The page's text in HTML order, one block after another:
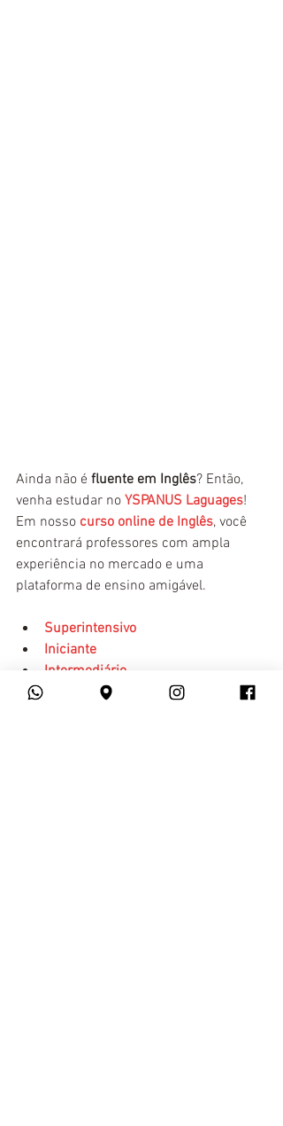
Ainda não é fluente em Inglês? Então,
venha estudar no YSPANUS Laguages!
Em nosso curso online de Inglês, você
encontrará professores com ampla
experiência no mercado e uma
plataforma de ensino amigável.
Superintensivo
Iniciante
Intermediário
Avançado